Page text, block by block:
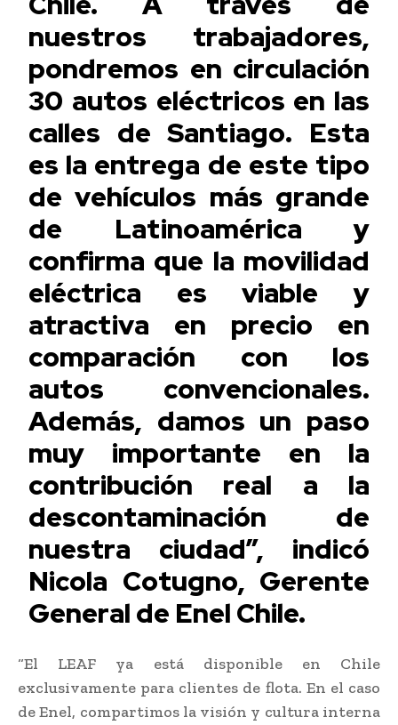
nuestros trabajadores,
pondremos en circulación
30 autos eléctricos en las
calles de Santiago. Esta
es la entrega de este tipo
de vehículos más grande
de Latinoamérica y
confirma que la movilidad
eléctrica es viable y
atractiva en precio en
comparación con los
autos convencionales.
Además, damos un paso
muy importante en la
contribución real a la
descontaminación de
nuestra ciudad”, indicó
Nicola Cotugno, Gerente
General de Enel Chile.
“El LEAF ya está disponible en Chile
exclusivamente para clientes de flota. En el caso
de Enel, compartimos la visión y cultura interna